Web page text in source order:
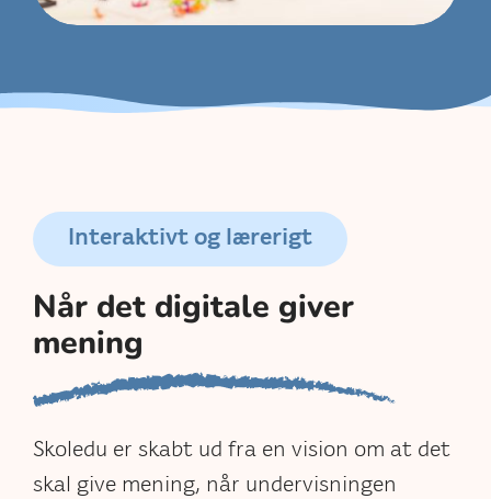
Interaktivt og lærerigt
Når det digitale giver
mening
Skoledu er skabt ud fra en vision om at det
skal give mening, når undervisningen